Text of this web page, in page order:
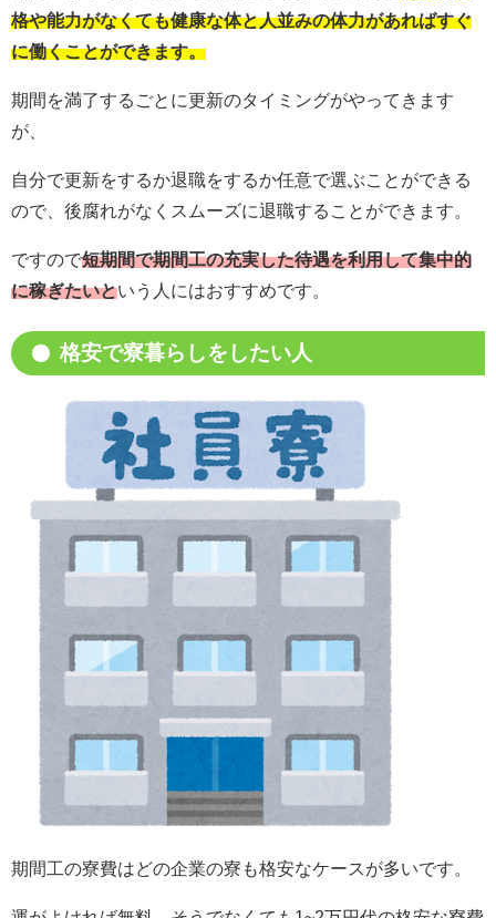
格や能力がなくても健康な体と人並みの体力があればすぐ
に働くことができます。
期間を満了するごとに更新のタイミングがやってきます
が、
自分で更新をするか退職をするか任意で選ぶことができる
ので、後腐れがなくスムーズに退職することができます。
ですので短期間で期間工の充実した待遇を利用して集中的
に稼ぎたいという人にはおすすめです。
格安で寮暮らしをしたい人
期間工の寮費はどの企業の寮も格安なケースが多いです。